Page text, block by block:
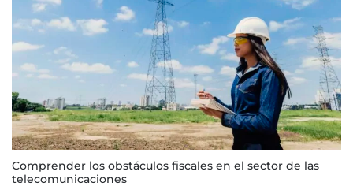
Comprender los obstáculos fiscales en el sector de las
telecomunicaciones